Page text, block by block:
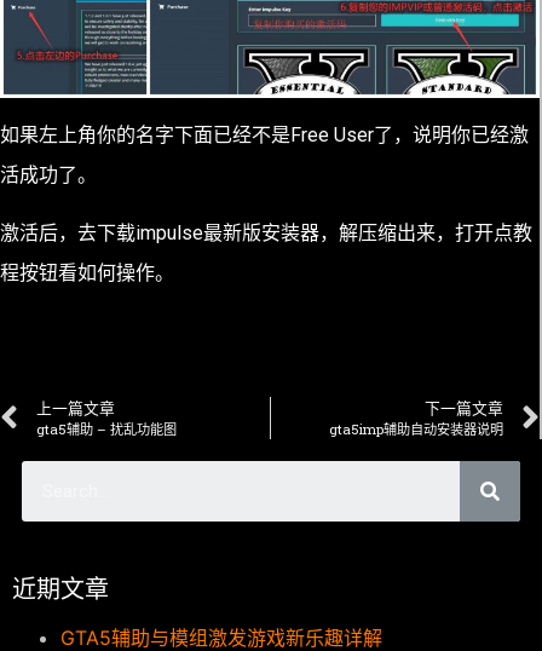
如果左上角你的名字下面已经不是Free User了，说明你已经激
活成功了。
激活后，去下载impulse最新版安装器，解压缩出来，打开点教
程按钮看如何操作。
上一篇文章
gta5辅助 – 扰乱功能图
下一篇文章
gta5imp辅助自动安装器说明
近期文章
GTA5辅助与模组激发游戏新乐趣详解